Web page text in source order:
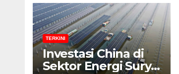
TERKINI
Investasi China di
Sektor Energi Surya: